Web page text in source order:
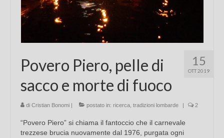
15
OTT 2019
Povero Piero, pelle di
sacco e morte di fuoco
di Cristian Bonomi | postato in: ricerca tradizioni lombarde | 2
“Povero Piero” si chiama il fantoccio che il carnevale
trezzese brucia nuovamente dal 1976, purgata ogni